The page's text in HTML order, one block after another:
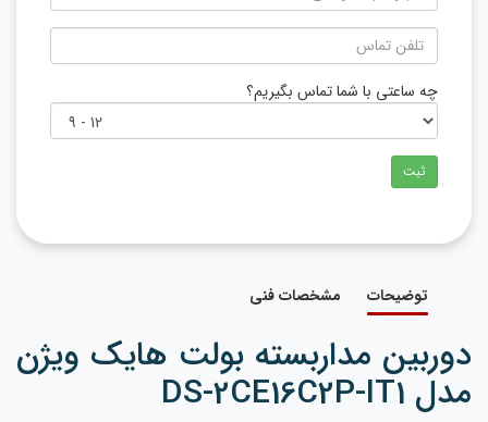
چه ساعتی با شما تماس بگیریم؟
ثبت
توضیحات مشخصات فنی
دوربین مداربسته بولت هایک ویژن
مدل DS-2CE16C2P-IT1